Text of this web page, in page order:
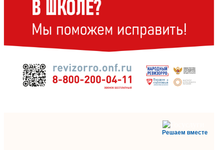
Решаем вместе